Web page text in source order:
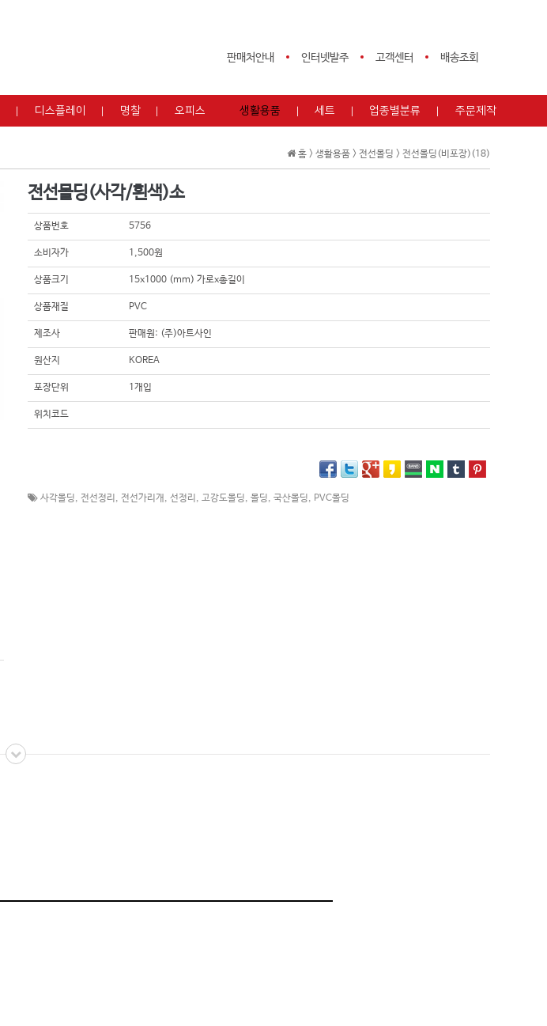
판매처안내 인터넷발주 고객센터 배송조회
디스플레이 명찰 오피스 생활용품 세트 업종별분류 주문제작
홈 > 생활용품 > 전선몰딩 > 전선몰딩(비포장)(18)
전선몰딩(사각/흰색)소
상품번호 5756
소비자가 1,500원
상품크기 15x1000 (mm) 가로x총길이
상품재질 PVC
제조사 판매원: (주)아트사인
원산지 KOREA
포장단위 1개입
위치코드
사각몰딩, 전선정리 , 전선가리개 , 선정리 , 고강도몰딩, 몰딩, 국산몰딩, PVC몰딩